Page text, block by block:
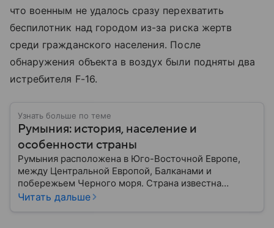
что военным не удалось сразу перехватить
беспилотник над городом из-за риска жертв
среди гражданского населения. После
обнаружения объекта в воздух были подняты два
истребителя F-16.
Узнать больше по теме
Румыния: история, население и
особенности страны
Румыния расположена в Юго-Восточной Европе,
между Центральной Европой, Балканами и
побережьем Черного моря. Страна известна
богатой историей, живописными Карпатскими
Читать дальше